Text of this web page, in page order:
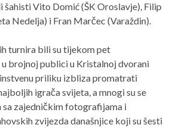
šahisti Vito Domić (ŠK Oroslavje), Filip
Nedelja) i Fran Marčec (Varaždin).
turnira bili su tijekom pet
brojnoj publici u Kristalnoj dvorani
priliku izbliza promatrati
igrača svijeta, a mnogi su se
sa zajedničkim fotografijama i
zvijezda današnjice koji su šesti